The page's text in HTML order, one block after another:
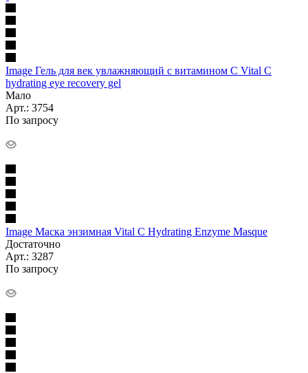
Image Гель для век увлажняющий с витамином С Vital C
hydrating eye recovery gel
Мало
Арт.: 3754
По запросу
Image Маска энзимная Vital C Hydrating Enzyme Masque
Достаточно
Арт.: 3287
По запросу